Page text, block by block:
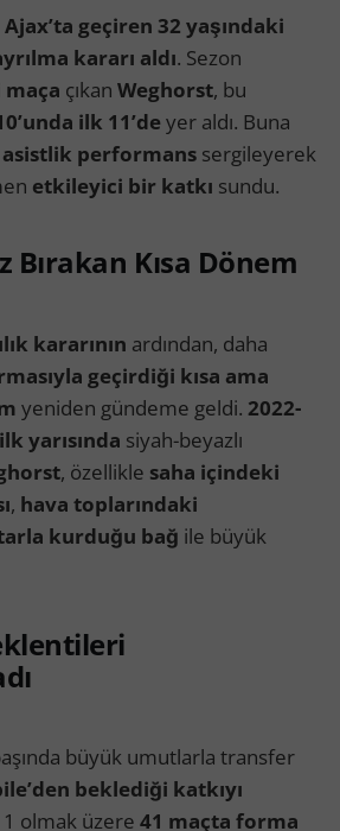
Ajax’ta geçiren 32 yaşındaki
kararı aldı. Sezon
maça çıkan Weghorst, bu
ilk 11’de yer aldı. Buna
asistlik performans sergileyerek
etkileyici bir katkı sundu.
Bırakan Kısa Dönem
kararının ardından, daha
geçirdiği kısa ama
yeniden gündeme geldi. 2022-
yarısında siyah-beyazlı
, özellikle saha içindeki
, hava toplarındaki
kurduğu bağ ile büyük
büyük umutlarla transfer
beklediği katkıyı
olmak üzere 41 maçta forma